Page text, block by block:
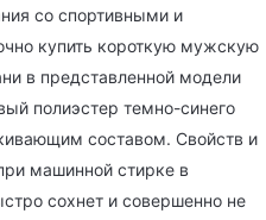
со спортивными и
купить короткую мужскую
в представленной модели
полиэстер темно-синего
составом. Свойств и
машинной стирке в
сохнет и совершенно не